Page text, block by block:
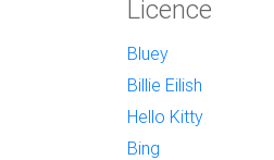
Licence
Bluey
Billie Eilish
Hello Kitty
Bing